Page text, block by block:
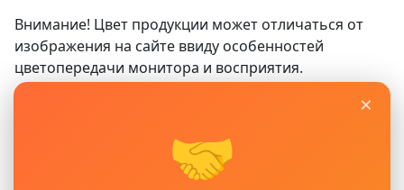
×
🤝
Внимание! Цвет продукции может отличаться от
изображения на сайте ввиду особенностей
цветопередачи монитора и восприятия.
не является публичной офертой, определяемой
положениями ГК РФ. Для получения подробной